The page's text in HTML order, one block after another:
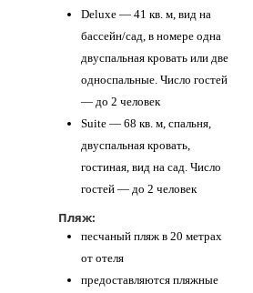
Deluxe — 41 кв. м, вид на
бассейн/сад, в номере одна
двуспальная кровать или две
односпальные. Число гостей
— до 2 человек
Suite — 68 кв. м, спальня,
двуспальная кровать,
гостиная, вид на сад. Число
гостей — до 2 человек
Пляж:
песчаный пляж в 20 метрах
от отеля
предоставляются пляжные